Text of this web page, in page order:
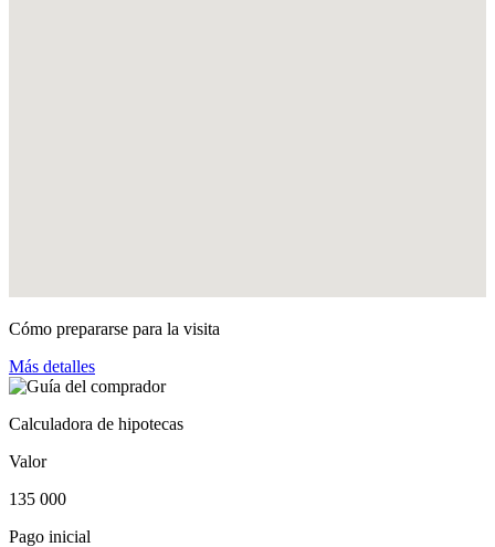
Cómo prepararse para la visita
Más detalles
Calculadora de hipotecas
Valor
135 000
Pago inicial